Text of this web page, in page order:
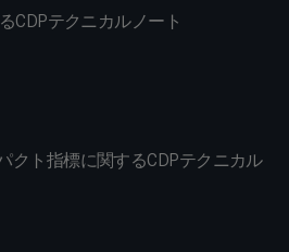
CDPテクニカルノート
クト指標に関するCDPテクニカル